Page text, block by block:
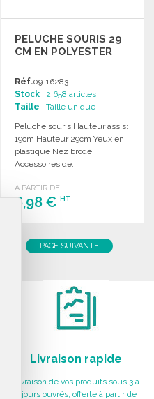
PELUCHE SOURIS 29
CM EN POLYESTER
Réf.09-16283
Stock : 2 658 articles
Taille : Taille unique
Peluche souris Hauteur assis:
19cm Hauteur 29cm Yeux en
plastique Nez brodé
Accessoires de...
A PARTIR DE
6,98 €HT
Demander un devis
PAGE SUIVANTE
Livraison rapide
Livraison de vos produits sous 3 à
5 jours ouvrés, offerte à partir de